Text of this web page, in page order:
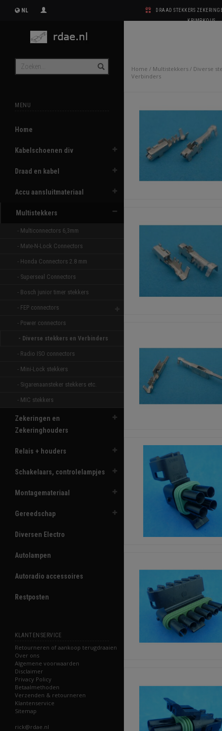
NL
DRAAD STEKKERS
KRIMPKOUS
MENU
Home
Kabelschoenen div
Draad en kabel
Accu aansluitmateriaal
Multistekkers
- Multiconnectors 6,3mm
- Mate-N-Lock Connectors
- Honda Connectors 2.8 mm
- Superseal Connectors
- Bosch junior timer stekkers
- FEP connectors
- Power connectors
- Diverse stekkers en Verbinders
- Radio ISO connectors
- Mini-Lock stekkers
- Sigarenaansteker stekkers etc.
- MIC stekkers
Zekeringen en
Zekeringhouders
Relais + houders
Schakelaars, controlelampjes
Montagemateriaal
Gereedschap
Diversen Electro
Autolampen
Autoradio accessoires
Restposten
KLANTENSERVICE
Retourneren of aankoop terugdraaien
Over ons
Algemene voorwaarden
Disclaimer
Privacy Policy
Betaalmethoden
Verzenden & retourneren
Klantenservice
Sitemap
rick@rdae.nl
Home / Multistekkers / Diverse
Verbinders